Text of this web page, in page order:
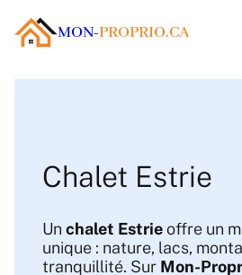
MON-PROPRIO.CA
Chalet Estrie
Unchalet Estrieoffre un
unique : nature, lacs,
tranquillité. Sur Mon-